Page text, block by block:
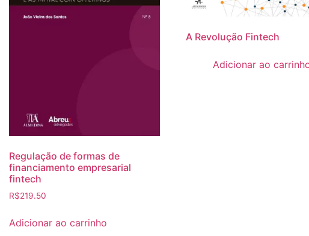
Regulação de formas de
financiamento empresarial
fintech
R$219.50
Adicionar ao carrinho
A Revolução Fintech
Adicionar ao